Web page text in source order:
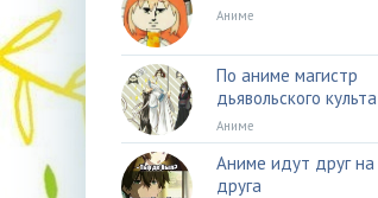
Аниме
По аниме магистр
дьявольского культа
Аниме
Аниме идут друг на
друга